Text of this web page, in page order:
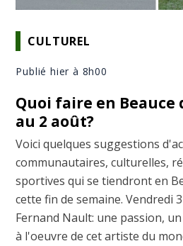
CULTUREL
Publié hier à 8h00
Quoi faire en
au 2 août?
Voici quelques suggestions
communautaires, culturelles,
sportives qui se tiendront en
cette fin de semaine. Vendredi
Fernand Nault: une passion,
à l'oeuvre de cet artiste du